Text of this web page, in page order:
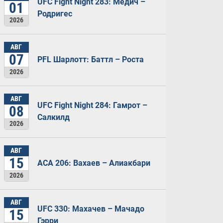
01
2026
Родригес
АВГ
07
2026
PFL Шарлотт: Баттл – Роста
АВГ
08
2026
UFC Fight Night 284: Гамрот –
Салкилд
АВГ
15
2026
ACA 206: Вахаев – Алиакбари
АВГ
15
UFC 330: Махачев – Мачадо
Гэрри